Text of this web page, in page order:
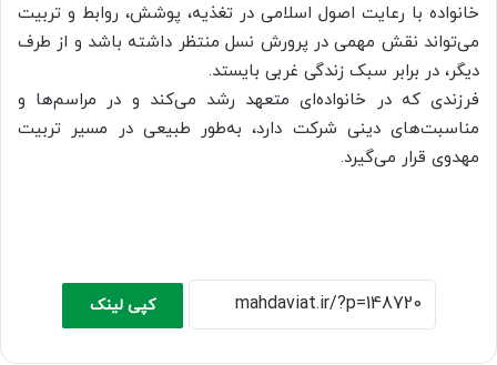
خانواده با رعایت اصول اسلامی در تغذیه، پوشش، روابط و تربیت
می‌تواند نقش مهمی در پرورش نسل منتظر داشته باشد و از طرف
دیگر، در برابر سبک زندگی غربی بایستد.
فرزندی که در خانواده‌ای متعهد رشد می‌کند و در مراسم‌ها و
مناسبت‌های دینی شرکت دارد، به‌طور طبیعی در مسیر تربیت
مهدوی قرار می‌گیرد.
کپی لینک